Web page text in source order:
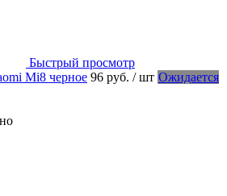
Быстрый просмотр
Mi8 черное 96 руб. / шт Ожидается